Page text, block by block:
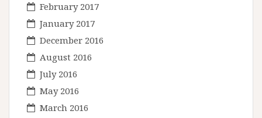
February 2017
January 2017
December 2016
August 2016
July 2016
May 2016
March 2016